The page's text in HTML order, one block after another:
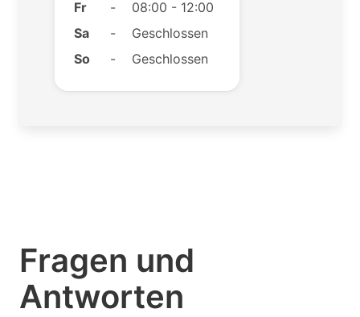
Fr
-
08:00 - 12:00
Sa
-
Geschlossen
So
- Geschlossen
Fragen und
Antworten